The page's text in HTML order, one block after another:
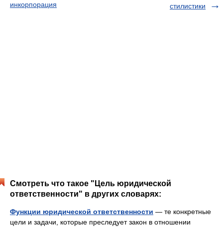
инкорпорация
стилистики
Смотреть что такое "Цель юридической
ответственности" в других словарях:
Функции юридической ответственности — те конкретные
цели и задачи, которые преследует закон в отношении